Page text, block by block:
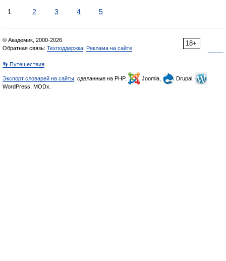
1 2 3 4 5
18+
© Академик, 2000-2026
Обратная связь: Техподдержка Реклама на сайте
👣 Путешествия
Экспорт словарей на сайты , сделанные на PHP, Joomla,
Drupal,
WordPress, MODx.